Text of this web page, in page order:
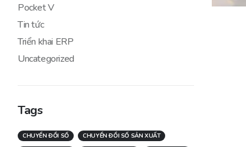
Pocket V
Tin tức
Triển khai ERP
Uncategorized
Tags
CHUYỂN ĐỔI SỐ
CHUYỂN ĐỔI SỐ SẢN XUẤT